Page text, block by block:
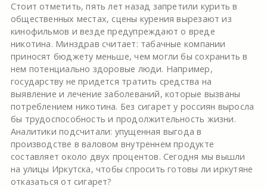
Стоит отметить, пять лет назад запретили курить в
общественных местах, сцены курения вырезают из
кинофильмов и везде предупреждают о вреде
никотина. Минздрав считает: табачные компании
приносят бюджету меньше, чем могли бы сохранить в
нем потенциально здоровые люди. Например,
государству не придется тратить средства на
выявление и лечение заболеваний, которые вызваны
потреблением никотина. Без сигарет у россиян выросла
бы трудоспособность и продолжительность жизни.
Аналитики подсчитали: упущенная выгода в
производстве в валовом внутреннем продукте
составляет около двух процентов. Сегодня мы вышли
на улицы Иркутска, чтобы спросить готовы ли иркутяне
отказаться от сигарет?